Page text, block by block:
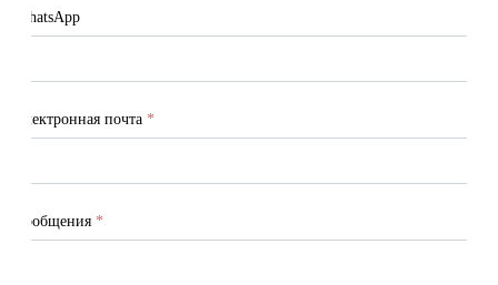
WhatsApp
Электронная почта *
Сообщения *